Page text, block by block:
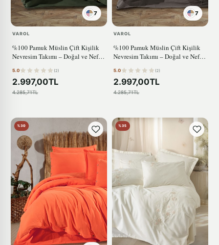
7
VAROL
%100 Pamuk Müslin Çift Kişilik
Nevresim Takımı – Doğal ve Nefes
5.0 (2)
2.997,00TL
4.285,71TL
7
VAROL
%100 Pamuk Müslin Çift Kişilik
Nevresim Takımı – Doğal ve Nefes
5.0 (2)
2.997,00TL
4.285,71TL
%30 %35